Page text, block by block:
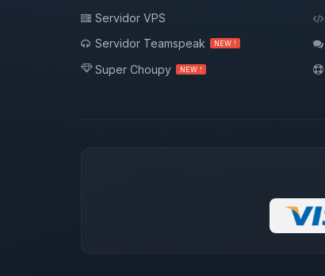
Servidor VPS
Servidor Teamspeak
NEW !
Super Choupy NEW !